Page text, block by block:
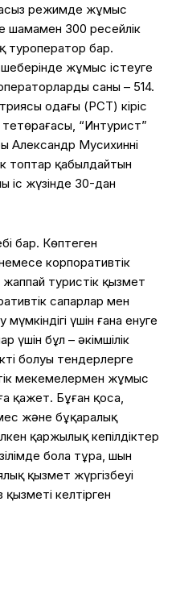
режимде жұмыс
шамамен 300 ресейлік
туроператор бар.
жұмыс істеуге
саны – 514.
одағы (РСТ) кіріс
теңтөрағасы, “Интурист”
Александр Мусихиннің
топтар қабылдайтын
іс жүзінде 30-дан
бар. Көптеген
корпоративтік
жаппай туристік қызмет
сапарлар мен
үшін ғана енуге
үшін бұл – әкімшілік
болуы тендерлерге
мекемелермен жұмыс
қажет. Бұған қоса,
және бұқаралық
қаржылық кепілдіктер
бола тұра, шын
қызмет жүргізбеуі
келтірген